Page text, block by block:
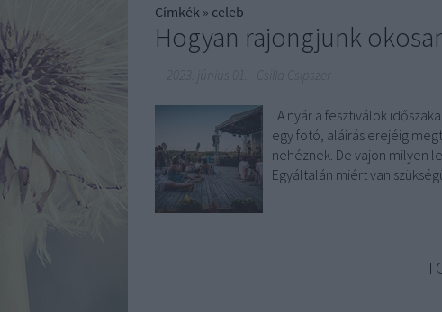
Címkék » celeb
Hogyan rajongjunk
A nyár a fesztiválok
egy fotó, aláírás erejéig
nehéznek. De vajon milyen
Egyáltalán miért van